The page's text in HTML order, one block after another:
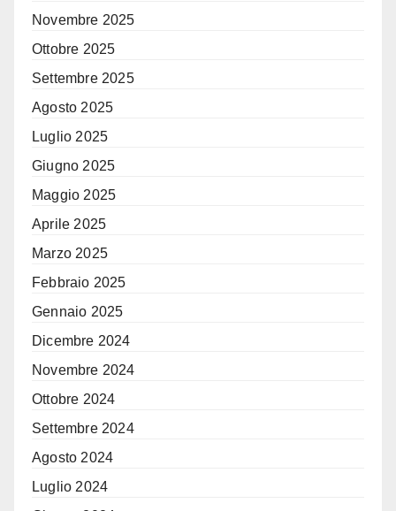
Novembre 2025
Ottobre 2025
Settembre 2025
Agosto 2025
Luglio 2025
Giugno 2025
Maggio 2025
Aprile 2025
Marzo 2025
Febbraio 2025
Gennaio 2025
Dicembre 2024
Novembre 2024
Ottobre 2024
Settembre 2024
Agosto 2024
Luglio 2024